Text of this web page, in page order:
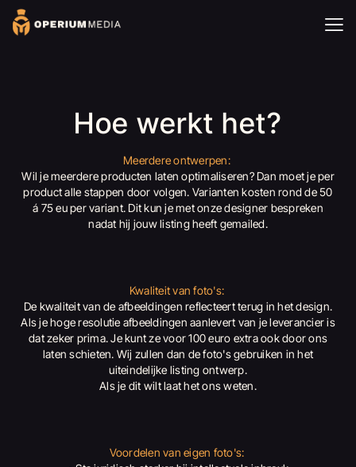
Hoe werkt het?
Meerdere ontwerpen:
Wil je meerdere producten laten optimaliseren? Dan moet je per
product alle stappen door volgen. Varianten kosten rond de 50
á 75 eu per variant. Dit kun je met onze designer bespreken
nadat hij jouw listing heeft gemailed.
Kwaliteit van foto's:
De kwaliteit van de afbeeldingen reflecteert terug in het design.
Als je hoge resolutie afbeeldingen aanlevert van je leverancier is
dat zeker prima. Je kunt ze voor 100 euro extra ook door ons
laten schieten. Wij zullen dan de foto's gebruiken in het
uiteindelijke listing ontwerp.
Als je dit wilt laat het ons weten.
Voordelen van eigen foto's: